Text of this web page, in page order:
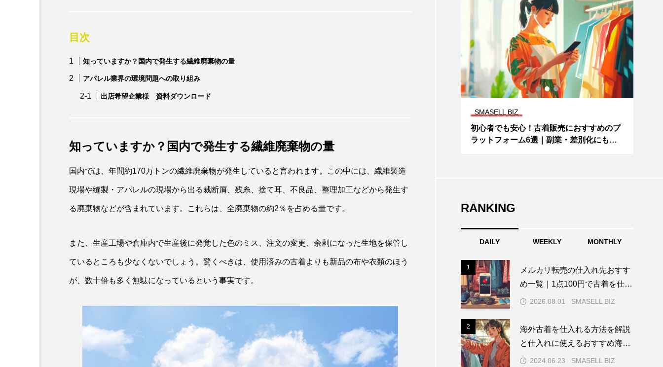
目次
知っていますか？国内で発生する繊維廃棄物の量
アパレル業界の環境問題への取り組み
出店希望企業様 資料ダウンロード
知っていますか？国内で発生する繊維廃棄物の量
国内では、年間約170万トンの繊維廃棄物が発生していると言われます。この中には、繊維製造
現場や縫製・アパレルの現場から出る裁断屑、残糸、捨て耳、不良品、整理加工などから発生す
る廃棄物などが含まれています。これらは、全廃棄物の約2％を占める量です。
また、生産工場や倉庫内で生産後に発覚した色のミス、注文の変更、余剰になった生地を保管し
ているところも少なくないでしょう。驚くべきは、使用済みの古着よりも新品の布や衣類のほう
が、数十倍も多く無駄になっているという事実です。
ド｜偽物を見分ける5つの方法と、信頼を
築く仕入れ・販売術
スマセルの「まとめ売り」42点の中身を正
直レビュー #スマセル買ってみた
SMASELL BIZ
初心者でも安心！古着販売におすすめのプ
ラットフォーム6選｜副業・差別化にも最
RANKING
DAILY WEEKLY MONTHLY
1
メルカリ転売の仕入れ先おすす
め一覧｜1点100円で古着を仕入
れる方法も解説
2026.08.01 SMASELL BIZ
2
海外古着を仕入れる方法を解説
と仕入れに使えるおすすめ海外
サイト4選
2024.06.23 SMASELL BIZ